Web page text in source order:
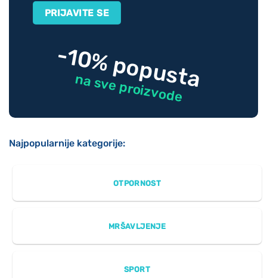
-10% popusta
na sve proizvode
Najpopularnije kategorije:
OTPORNOST
MRŠAVLJENJE
SPORT